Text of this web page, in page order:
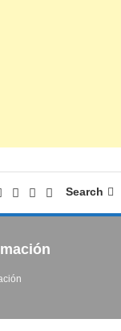
Search